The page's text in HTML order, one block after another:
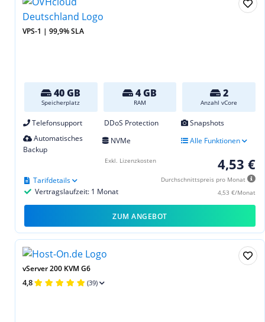
VPS-1 | 99,9% SLA
40 GB
Speicherplatz
4 GB
RAM
2
Anzahl vCore
Telefonsupport DDoS Protection
Snapshots
Automatisches
Backup
NVMe Alle Funktionen
4,53 €
Durchschnittspreis pro Monat
4,53 €/Monat
Vertragslaufzeit: 1 Monat
Tarifdetails
Exkl. Lizenzkosten
ZUM ANGEBOT
vServer 200 KVM G6
4,8 (39)